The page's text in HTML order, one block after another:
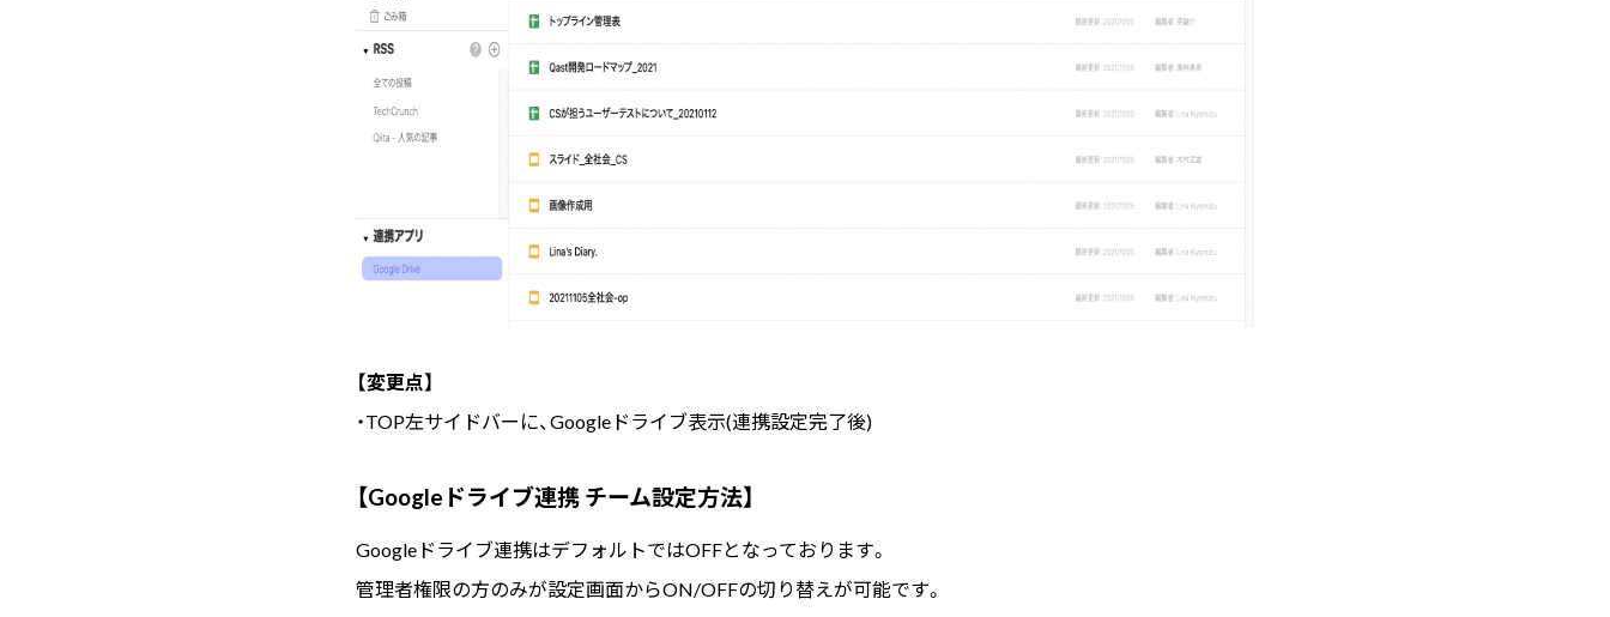
【変更点】
・TOP左サイドバーに、Googleドライブ表示(連携設定完了後)
【Googleドライブ連携 チーム設定方法】
Googleドライブ連携はデフォルトではOFFとなっております。
管理者権限の方のみが設定画面からON/OFFの切り替えが可能です。